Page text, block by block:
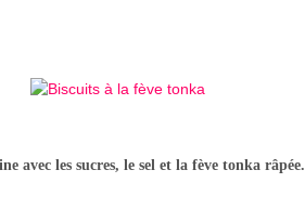
avec les sucres, le sel et la fève tonka râpée.